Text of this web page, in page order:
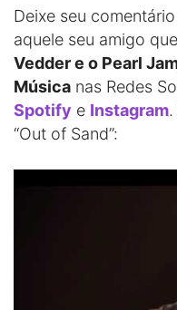
Deixe seu
aquele seu amigo
Vedder e o Pearl
Música nas Redes
Spotify e Instagram
“Out of Sand”: